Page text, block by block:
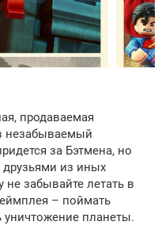
продаваемая
незабываемый
за Бэтмена, но
друзьями из иных
забывайте летать в
– поймать
уничтожение планеты.